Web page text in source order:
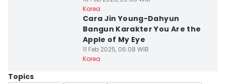
Korea
Cara Jin Young-Dahyun
Bangun Karakter You Are the
Apple of My Eye
11 Feb 2025, 06:08 WIB
Korea
Topics